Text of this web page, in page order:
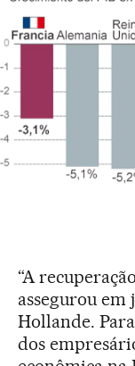
“A
assegurou
Hollande.
dos